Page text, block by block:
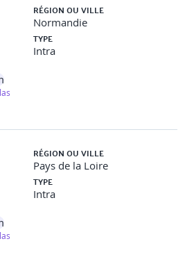
et téléphonique
étapes d’un accueil efficace.
assertive.
active : écouter, questionner,
un langage adapté et positif.
charge complète de son
diagnostic sur l’assertivité.
les situations d’accueil ressenties
stratégies adaptées.
RÉGION OU VILLE
Normandie
TYPE
Intra
RÉGION OU VILLE
Pays de la Loire
TYPE
Intra